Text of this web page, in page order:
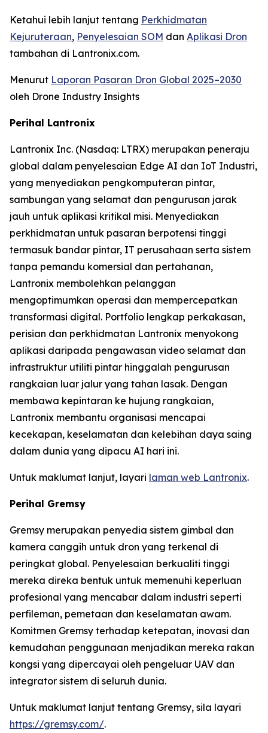
Ketahui lebih lanjut tentang Perkhidmatan
Kejuruteraan, Penyelesaian SOM dan Aplikasi Dron
tambahan di Lantronix.com.
Menurut Laporan Pasaran Dron Global 2025–2030
oleh Drone Industry Insights
Perihal Lantronix
Lantronix Inc. (Nasdaq: LTRX) merupakan peneraju
global dalam penyelesaian Edge AI dan IoT Industri,
yang menyediakan pengkomputeran pintar,
sambungan yang selamat dan pengurusan jarak
jauh untuk aplikasi kritikal misi. Menyediakan
perkhidmatan untuk pasaran berpotensi tinggi
termasuk bandar pintar, IT perusahaan serta sistem
tanpa pemandu komersial dan pertahanan,
Lantronix membolehkan pelanggan
mengoptimumkan operasi dan mempercepatkan
transformasi digital. Portfolio lengkap perkakasan,
perisian dan perkhidmatan Lantronix menyokong
aplikasi daripada pengawasan video selamat dan
infrastruktur utiliti pintar hinggalah pengurusan
rangkaian luar jalur yang tahan lasak. Dengan
membawa kepintaran ke hujung rangkaian,
Lantronix membantu organisasi mencapai
kecekapan, keselamatan dan kelebihan daya saing
dalam dunia yang dipacu AI hari ini.
Untuk maklumat lanjut, layari laman web Lantronix.
Perihal Gremsy
Gremsy merupakan penyedia sistem gimbal dan
kamera canggih untuk dron yang terkenal di
peringkat global. Penyelesaian berkualiti tinggi
mereka direka bentuk untuk memenuhi keperluan
profesional yang mencabar dalam industri seperti
perfileman, pemetaan dan keselamatan awam.
Komitmen Gremsy terhadap ketepatan, inovasi dan
kemudahan penggunaan menjadikan mereka rakan
kongsi yang dipercayai oleh pengeluar UAV dan
integrator sistem di seluruh dunia.
Untuk maklumat lanjut tentang Gremsy, sila layari
https://gremsy.com/.